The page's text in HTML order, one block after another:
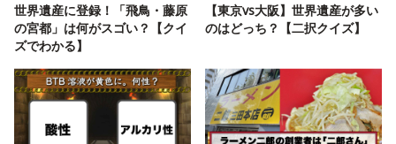
世界遺産に登録！「飛鳥・藤原
の宮都」は何がスゴい？【クイ
ズでわかる】
【東京vs大阪】世界遺産が多い
のはどっち？【二択クイズ】